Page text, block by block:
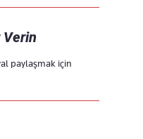
Verin
paylaşmak için